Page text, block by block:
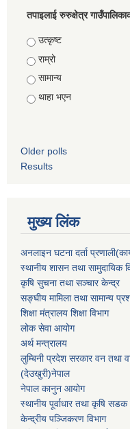
तपाइलाई रुरुक्षेत्र
Choices
उत्कृष्ट
राम्रो
सामान्य
थाहा भएन
Older polls
Results
मुख्य लिंक
अनलाइन घटना दर्ता
स्थानीय शासन तथा सामुदायिक
कृषि सुचना तथा सञ्चार केन्द्र
सङ्घीय मामिला तथा सामान्य
शिक्षा मंत्रालय शिक्षा विभाग
लोक सेवा आयोग
अर्थ मन्त्रालय
लुम्बिनी प्रदेश सरकार वन तथा
(देउखुरी)नेपाल
नेपाल कानुन आयोग
स्थानीय पूर्वाधार तथा कृषि सडक
केन्द्रीय पञ्जिकरण विभाग